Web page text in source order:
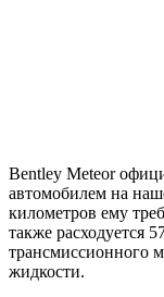
Bentley Meteor
автомобилем на
километров ему
также расходуется
трансмиссионного
жидкости.